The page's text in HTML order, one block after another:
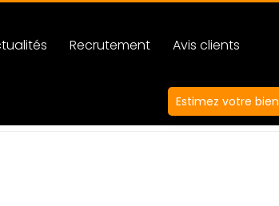
Recrutement Avis clients
Estimez votre bien
: les jeunes sont de retour à l'achat